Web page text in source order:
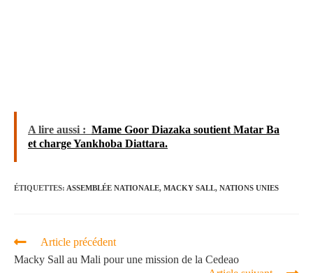
A lire aussi : Mame Goor Diazaka soutient Matar Ba
et charge Yankhoba Diattara.
ÉTIQUETTES: ASSEMBLÉE NATIONALE, MACKY SALL, NATIONS UNIES
Article précédent
Macky Sall au Mali pour une mission de la Cedeao